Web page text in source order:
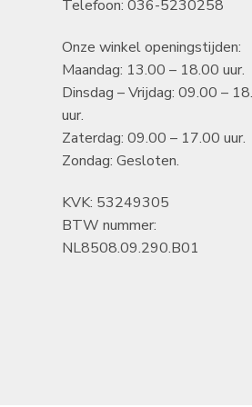
Telefoon: 036-5230258
Onze winkel openingstijden:
Maandag: 13.00 – 18.00 uur.
Dinsdag – Vrijdag: 09.00 –
uur.
Zaterdag: 09.00 – 17.00 uur.
Zondag: Gesloten.
KVK: 53249305
BTW nummer:
NL8508.09.290.B01